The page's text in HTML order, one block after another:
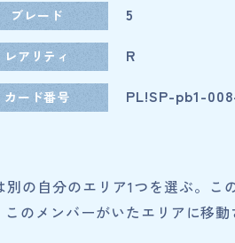
ホーム
スケジュール
Event
パースター!!
ブレード 5
レアリティ R
カード番号 PL!SP-pb1-
の自分のエリア1つを選ぶ。こ
のメンバーがいたエリアに移動